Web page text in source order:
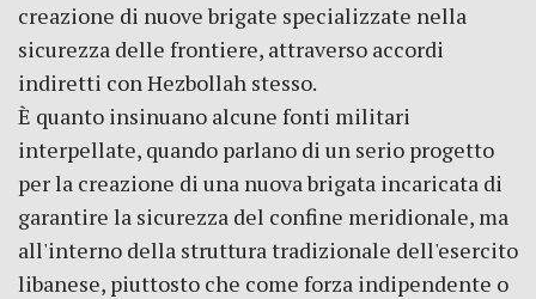
creazione di nuove brigate specializzate nella
sicurezza delle frontiere, attraverso accordi
indiretti con Hezbollah stesso.
È quanto insinuano alcune fonti militari
interpellate, quando parlano di un serio progetto
per la creazione di una nuova brigata incaricata di
garantire la sicurezza del confine meridionale, ma
all'interno della struttura tradizionale dell'esercito
libanese, piuttosto che come forza indipendente o